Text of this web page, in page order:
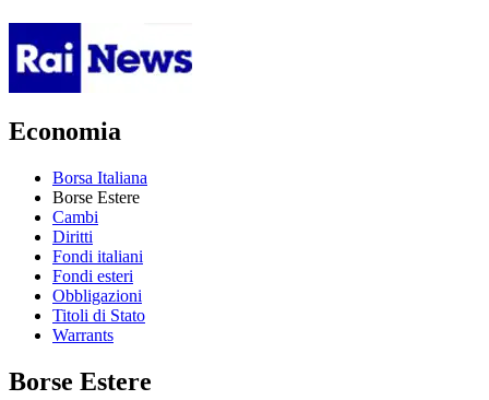
Economia
Borsa Italiana
Borse Estere
Cambi
Diritti
Fondi italiani
Fondi esteri
Obbligazioni
Titoli di Stato
Warrants
Borse Estere